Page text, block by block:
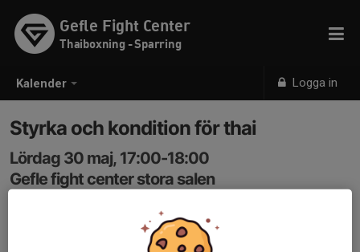
Kalender Logga in
Gefle Fight Center
Thaiboxning - Sparring
Styrka och kondition för thai
Lördag 30 maj, 17:00-18:00
Gefle fight center stora salen
Pass för alla thaiboxare!